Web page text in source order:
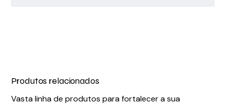
Produtos relacionados
Vasta linha de produtos para fortalecer a sua